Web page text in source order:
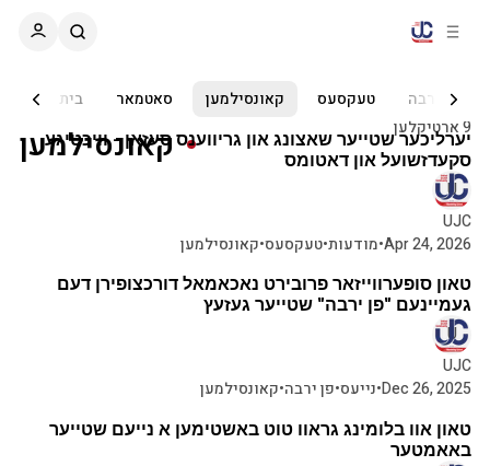
פן ירבה טעקסעס קאונסילמען סאטמאר
בית המדרש
9 ארטיקלען
קאונסילמעןארטיקלען
יערליכער שטייער שאצונג און גריווענס סעזאן - וויכטיגע
סקעדזשועל און דאטומס
UJC
Apr 24, 2026
•מודעות•טעקסעס•קאונסילמען 2 מינוט צו לייענען
טאון סופערווייזאר פרובירט נאכאמאל דורכצופירן דעם
געמיינעם "פן ירבה" שטייער געזעץ
UJC
Dec 26, 2025
•נייעס•פן ירבה•קאונסילמען א מינוט צו לייענען
טאון אוו בלומינג גראוו טוט באשטימען א נייעם שטייער
באאמטער